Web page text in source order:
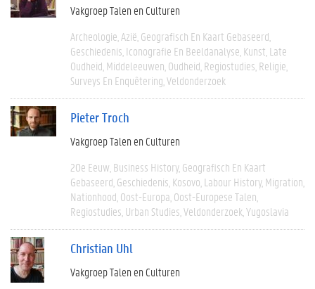
Vakgroep Talen en Culturen
Archeologie Azië Geografisch En Kaart Gebaseerd
Geschiedenis Iconografie En Beeldanalyse Kunst Late
Oudheid Middeleeuwen Oudheid Regiostudies Religie
Surveys En Enquêtering Veldonderzoek
Pieter Troch
Vakgroep Talen en Culturen
20e Eeuw Business History Geografisch En Kaart
Gebaseerd Geschiedenis Kosovo Labour History Migration
Nationhood Oost-Europa Oost-Europese Talen
Regiostudies Urban Studies Veldonderzoek Yugoslavia
Christian Uhl
Vakgroep Talen en Culturen